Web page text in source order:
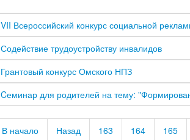
VII Всероссийский конкурс социальной
Содействие трудоустройству инвалидов
Грантовый конкурс Омского НПЗ
Cеминар для родителей на тему:
В начало Назад 163 164 165